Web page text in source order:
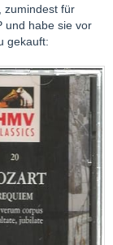
zumindest für
und habe sie vor
gekauft: